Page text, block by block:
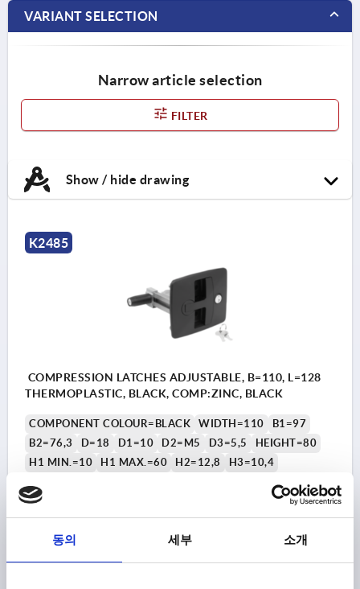
동의 세부 소개
VARIANT SELECTION
Narrow article selection
FILTER
Show / hide drawing
K2485
COMPRESSION LATCHES ADJUSTABLE, B=110, L=128
THERMOPLASTIC, BLACK, COMP:ZINC, BLACK
COMPONENT COLOUR=BLACK WIDTH=110
B1=97
B2=76,3
D=18 D1=10 D2=M5 D3=5,5
HEIGHT=80
H1 MIN.=10
H1 MAX.=60 H2=12,8
H3=10,4
L6=82
₩110,320